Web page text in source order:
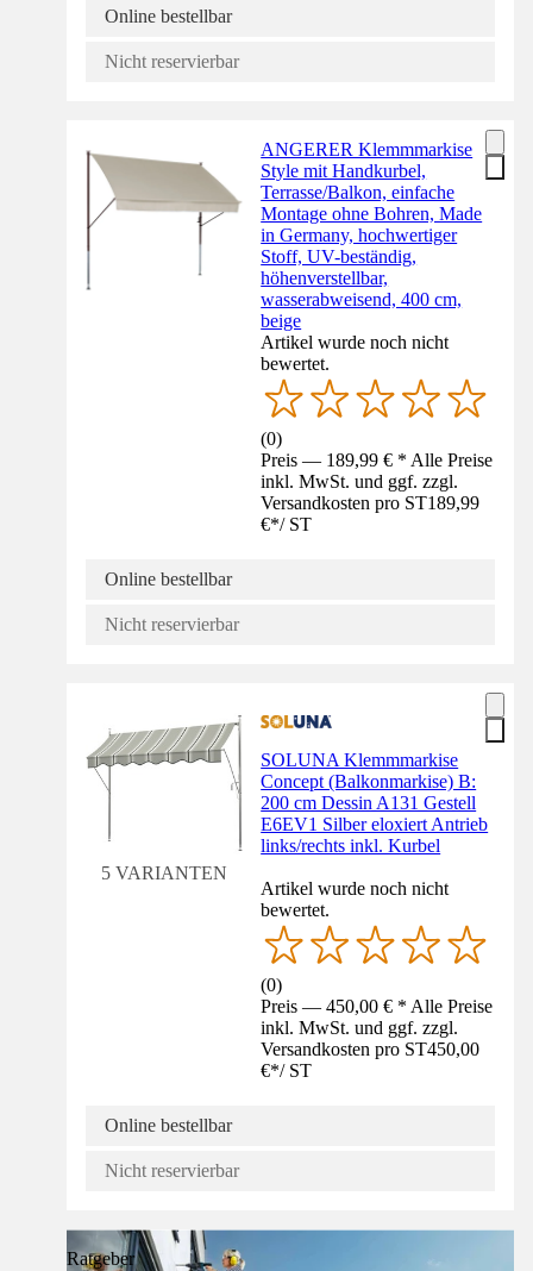
Online bestellbar
Nicht reservierbar
ANGERER Klemmmarkise
Style mit Handkurbel,
Terrasse/Balkon, einfache
Montage ohne Bohren, Made
in Germany, hochwertiger
Stoff, UV-beständig,
höhenverstellbar,
wasserabweisend, 400 cm,
beige
Artikel wurde noch nicht
bewertet.
(0)
Preis — 189,99 € * Alle Preise
inkl. MwSt. und ggf. zzgl.
Versandkosten pro ST189,99
€*/ ST
Online bestellbar
Nicht reservierbar
5 VARIANTEN
SOLUNA Klemmmarkise
Concept (Balkonmarkise) B:
200 cm Dessin A131 Gestell
E6EV1 Silber eloxiert Antrieb
links/rechts inkl. Kurbel
Artikel wurde noch nicht
bewertet.
(0)
Preis — 450,00 € * Alle Preise
inkl. MwSt. und ggf. zzgl.
Versandkosten pro ST450,00
€*/ ST
Online bestellbar
Nicht reservierbar
Ratgeber